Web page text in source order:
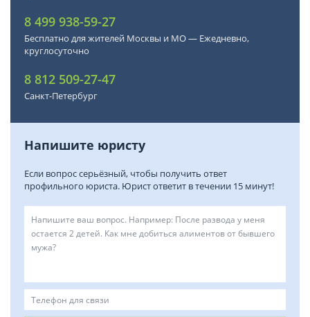
8 499 938-59-27
Бесплатно для жителей Москвы и МО — Ежедневно,
круглосуточно
8 812 509-27-47
Санкт-Петербург
Напишите юристу
Если вопрос серьёзный, чтобы получить ответ
профильного юриста. Юрист ответит в течении 15 минут!